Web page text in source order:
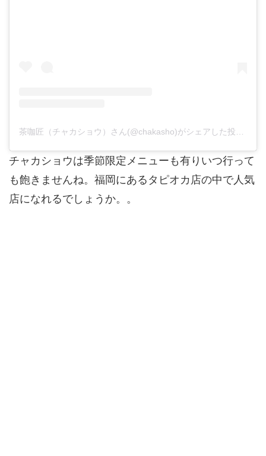
茶咖匠（チャカショウ）さん(@chakasho)がシェアした投稿
チャカショウは季節限定メニューも有りいつ行って
も飽きませんね。福岡にあるタピオカ店の中で人気
店になれるでしょうか。。